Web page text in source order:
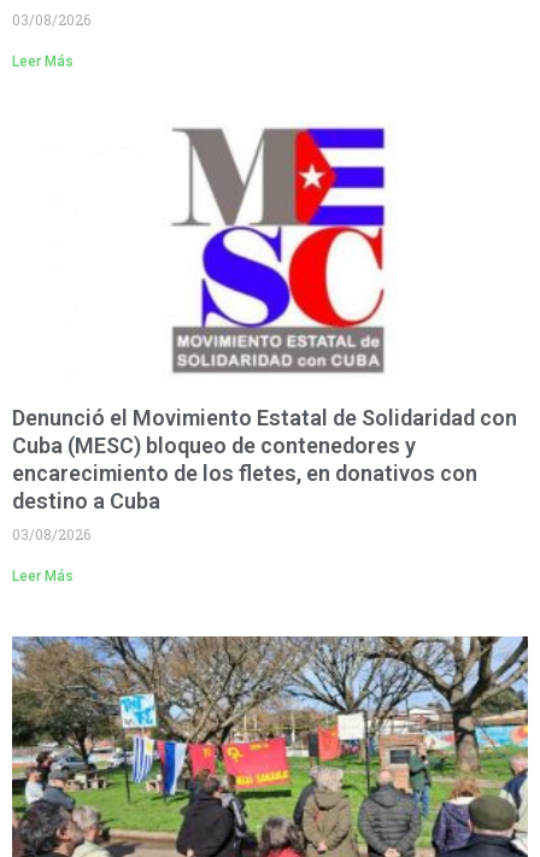
03/08/2026
Leer Más
Denunció el Movimiento Estatal de Solidaridad con
Cuba (MESC) bloqueo de contenedores y
encarecimiento de los fletes, en donativos con
destino a Cuba
03/08/2026
Leer Más